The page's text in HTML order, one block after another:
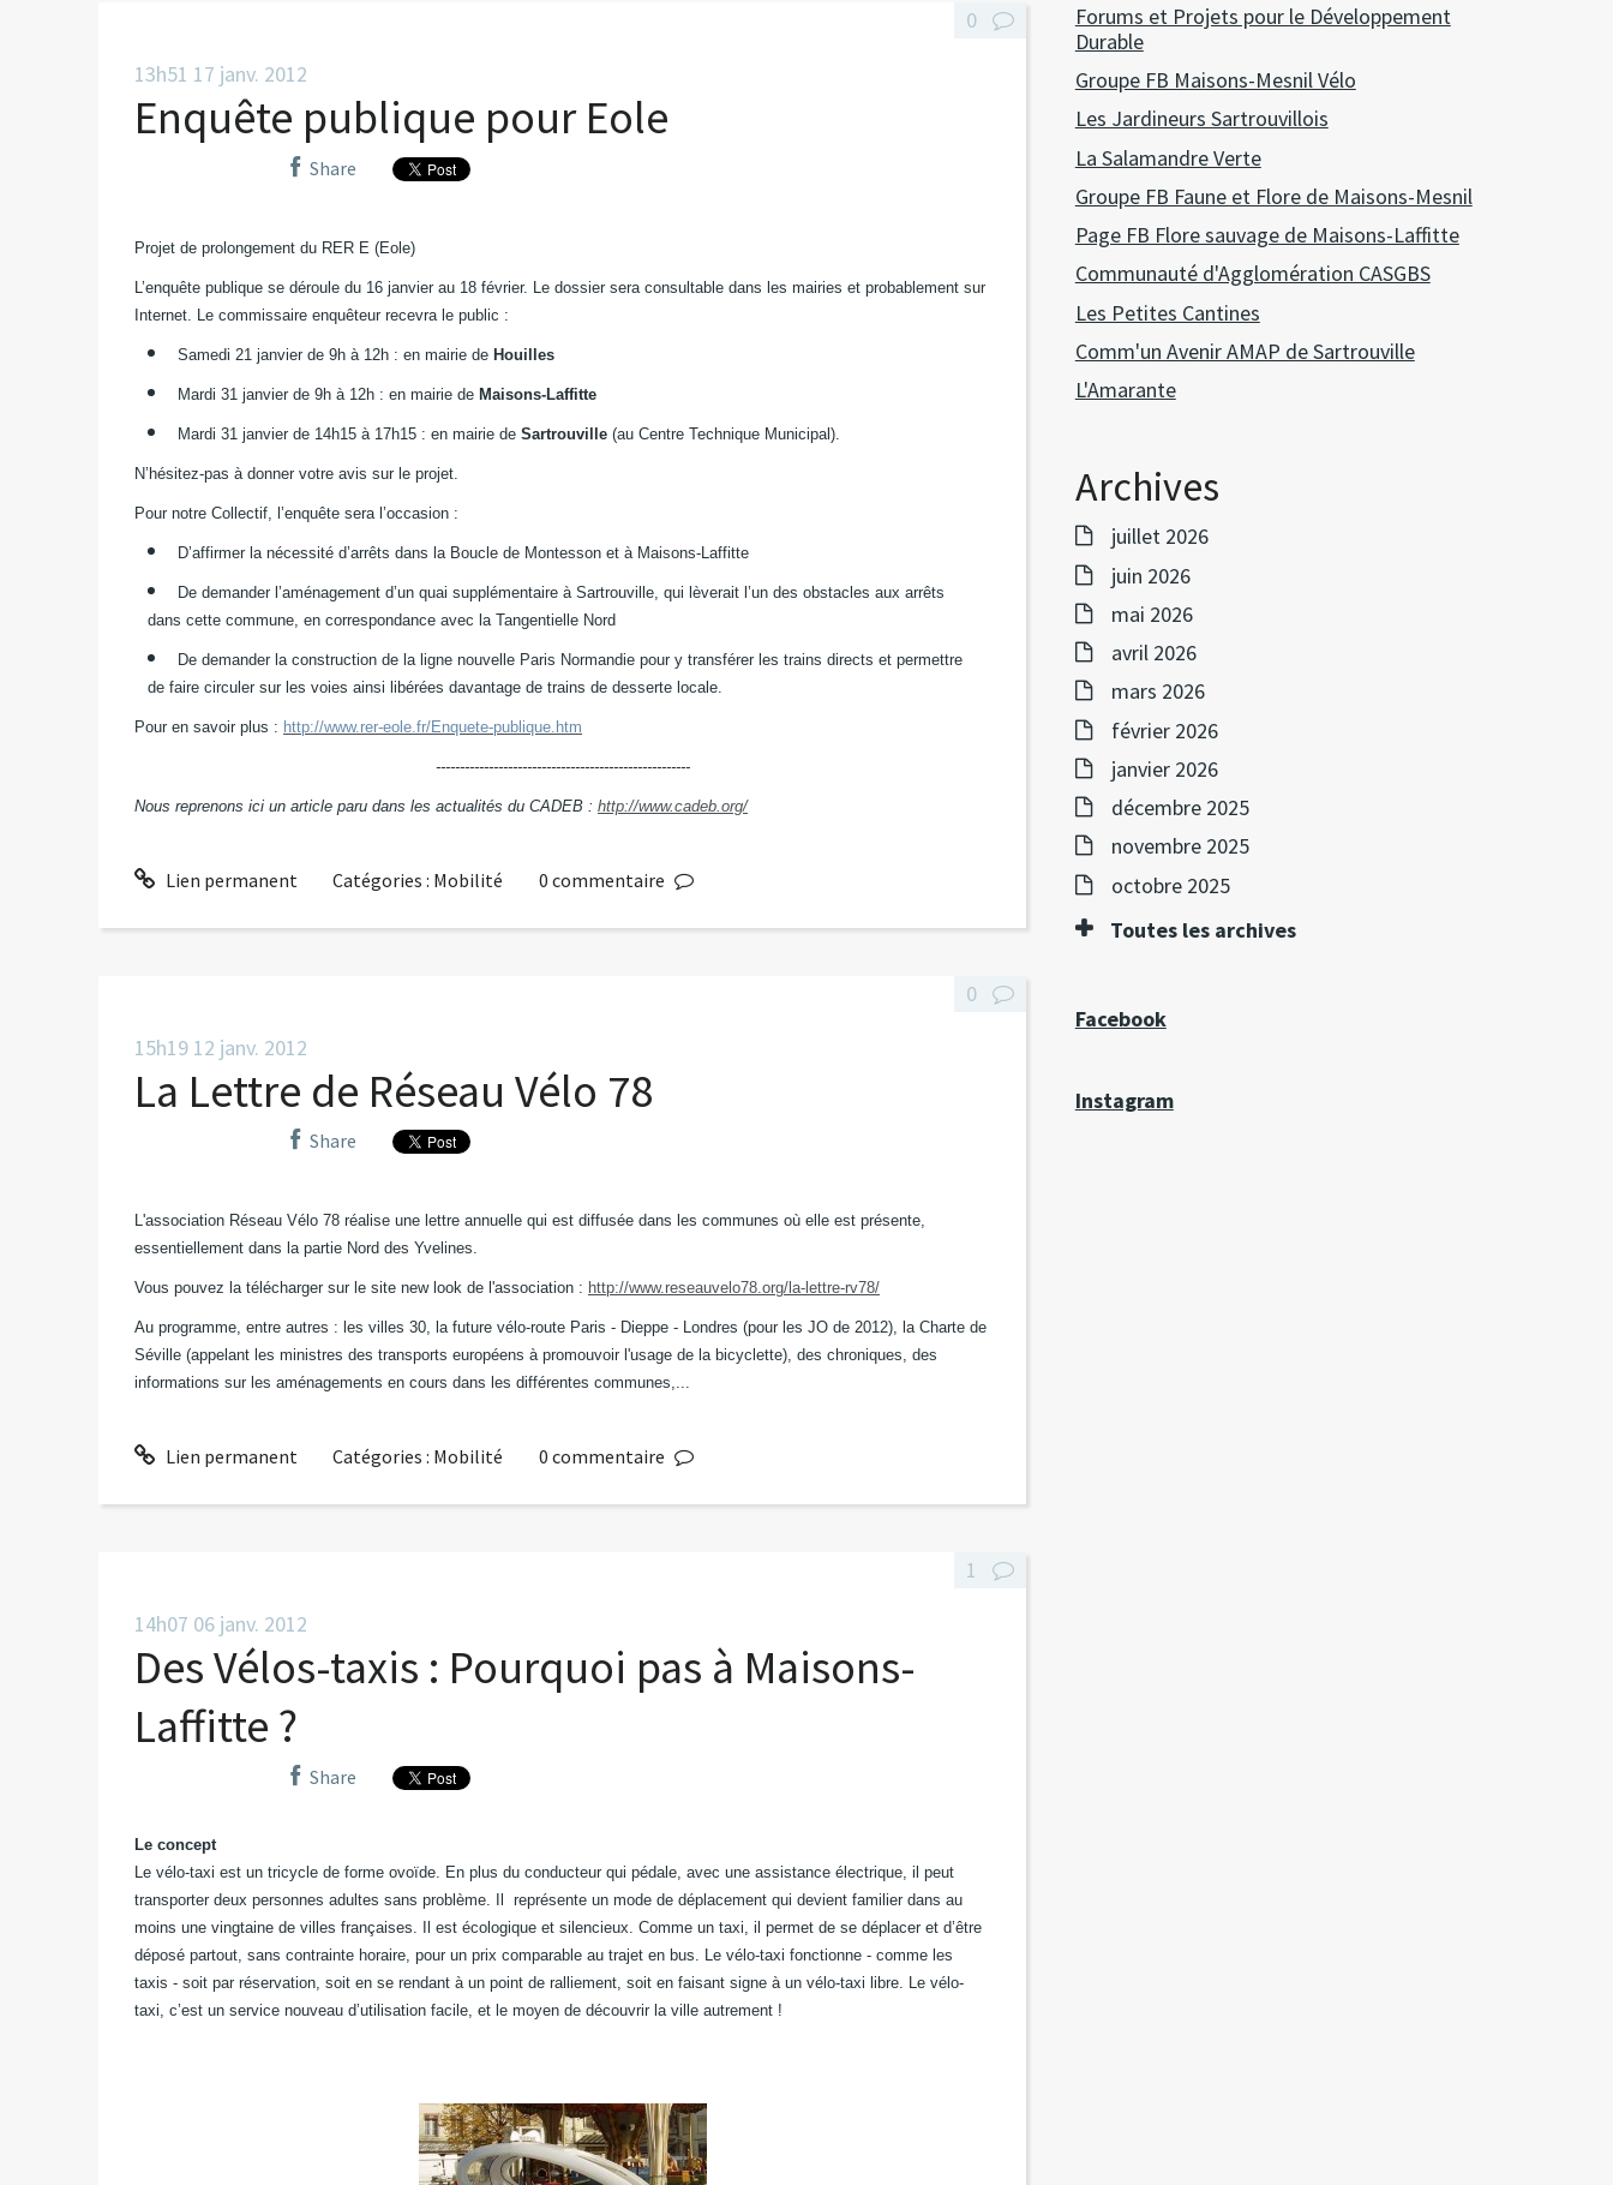
13h51 17 janv. 2012
Enquête publique pour Eole
Share
Projet de prolongement du RER E (Eole)
L’enquête publique se déroule du 16 janvier au 18 février. Le dossier sera consultable dans les mairies et probablement sur
Internet. Le commissaire enquêteur recevra le public :
Samedi 21 janvier de 9h à 12h : en mairie deHouilles
Mardi 31 janvier de 9h à 12h : en mairie deMaisons-Laffitte
Mardi 31 janvier de 14h15 à 17h15 : en mairie deSartrouville (au Centre Technique Municipal).
N’hésitez-pas à donner votre avis sur le projet.
Pour notre Collectif, l’enquête sera l’occasion :
D’affirmer la nécessité d’arrêts dans la Boucle de Montesson et à Maisons-Laffitte
De demander l’aménagement d’un quai supplémentaire à Sartrouville, qui lèverait l’un des obstacles aux arrêts
dans cette commune, en correspondance avec la Tangentielle Nord
De demander la construction de la ligne nouvelle Paris Normandie pour y transférer les trains directs et permettre
de faire circuler sur les voies ainsi libérées davantage de trains de desserte locale.
Pour en savoir plus : http://www.rer-eole.fr/Enquete-publique.htm
-----------------------------------------------------
Nous reprenons ici un article paru dans les actualités du CADEB : http://www.cadeb.org/
Lien permanent Catégories : Mobilité
0
0 commentaire
15h19 12 janv. 2012
La Lettre de Réseau Vélo 78
Share
L'association Réseau Vélo 78 réalise une lettre annuelle qui est diffusée dans les communes où elle est présente,
essentiellement dans la partie Nord des Yvelines.
Vous pouvez la télécharger sur le site new look de l'association : http://www.reseauvelo78.org/la-lettre-rv78/
Au programme, entre autres : les villes 30, la future vélo-route Paris - Dieppe - Londres (pour les JO de 2012), la Charte de
Séville (appelant les ministres des transports européens à promouvoir l'usage de la bicyclette), des chroniques, des
informations sur les aménagements en cours dans les différentes communes,...
Lien permanent Catégories : Mobilité
0
0 commentaire
14h07 06 janv. 2012
Des Vélos-taxis : Pourquoi pas à Maisons-
Laffitte ?
Share
Le concept
Le vélo-taxi est un tricycle de forme ovoïde. En plus du conducteur qui pédale, avec une assistance électrique, il peut
transporter deux personnes adultes sans problème. Il
représente un mode de déplacement qui devient familier dans au
moins une vingtaine de villes françaises. Il est écologique et silencieux. Comme un taxi, il permet de se déplacer et d’être
déposé partout, sans contrainte horaire, pour un prix comparable au trajet en bus. Le vélo-taxi fonctionne - comme les
taxis - soit par réservation, soit en se rendant à un point de ralliement, soit en faisant signe à un vélo-taxi libre. Le vélo-
taxi, c’est un service nouveau d’utilisation facile, et le moyen de découvrir la ville autrement !
1
Forums et Projets pour le Développement
Durable
Groupe FB Maisons-Mesnil Vélo
Les Jardineurs Sartrouvillois
La Salamandre Verte
Groupe FB Faune et Flore de Maisons-Mesnil
Page FB Flore sauvage de Maisons-Laffitte
Communauté d'Agglomération CASGBS
Les Petites Cantines
Comm'un Avenir AMAP de Sartrouville
L'Amarante
Archives
juillet 2026
juin 2026
mai 2026
avril 2026
mars 2026
février 2026
janvier 2026
décembre 2025
novembre 2025
octobre 2025
Toutes les archives
Facebook
Instagram